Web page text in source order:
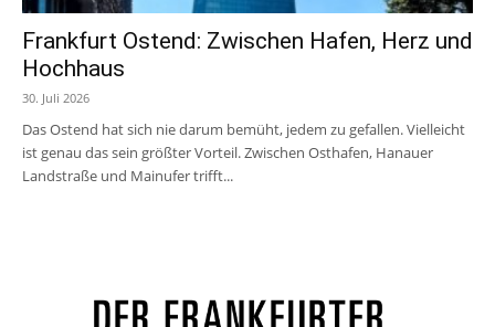
Frankfurt Ostend: Zwischen Hafen, Herz und
Hochhaus
30. Juli 2026
Das Ostend hat sich nie darum bemüht, jedem zu gefallen. Vielleicht
ist genau das sein größter Vorteil. Zwischen Osthafen, Hanauer
Landstraße und Mainufer trifft...